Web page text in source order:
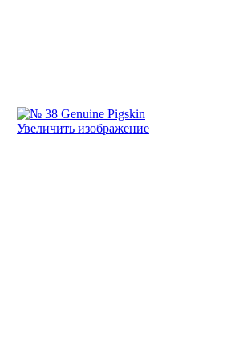
Увеличить изображение